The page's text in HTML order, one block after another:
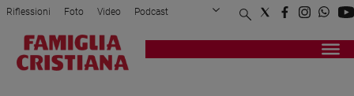
Attualità
Riflessioni Foto Video Podcast
Privacy Policy Chi siamo
Registrati Redazione